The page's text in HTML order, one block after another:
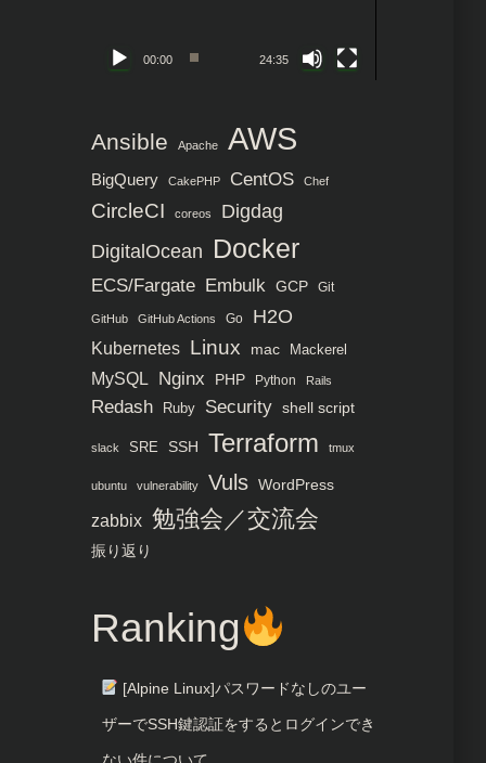
00:00 24:35
Ansible Apache AWS
BigQuery CakePHP CentOS Chef
CircleCI coreos
Digdag
DigitalOcean Docker
ECS/Fargate Embulk GCP Git
GitHub GitHub Actions Go H2O
Kubernetes Linux mac Mackerel
MySQL Nginx PHP Python Rails
Redash Ruby Security shell script
slack SRE SSH Terraform tmux
ubuntu vulnerability Vuls WordPress
zabbix 勉強会／交流会
振り返り
Ranking
[Alpine Linux]パスワードなしのユー
ザーでSSH鍵認証をするとログインでき